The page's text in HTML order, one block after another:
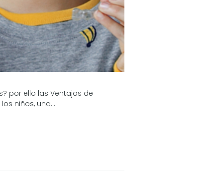
por ello las Ventajas de
niños, una...